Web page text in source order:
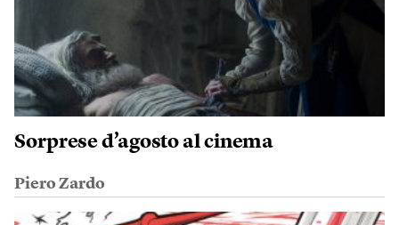
Sorprese d’agosto al cinema
Piero Zardo